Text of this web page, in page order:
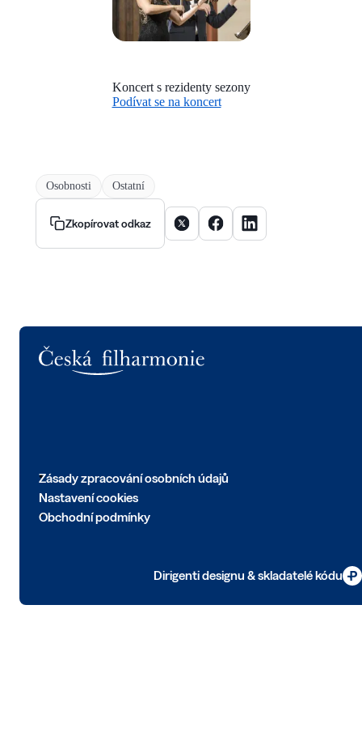
Koncert s rezidenty sezony
Podívat se na koncert
Osobnosti Ostatní
Zkopírovat odkaz Sdílet článek na X
Sdílet článek na Facebooku
Sdílet článek na
Zásady zpracování osobních údajů
Nastavení cookies
Obchodní podmínky
Dirigenti designu & skladatelé kódu